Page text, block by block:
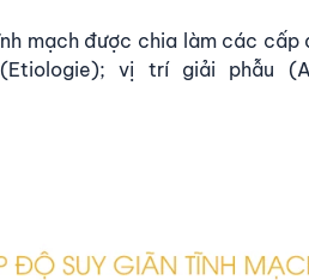
mạch được chia làm các
vị trí giải phẫu